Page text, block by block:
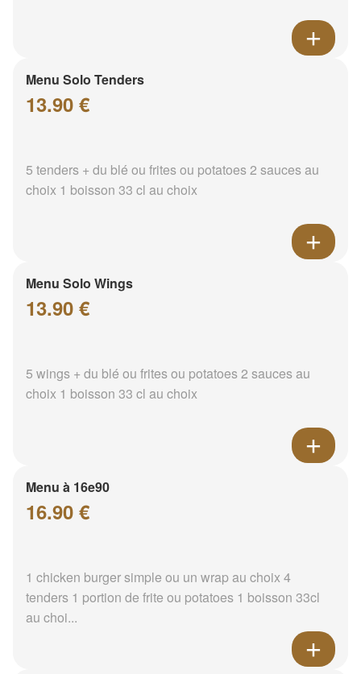
Menu Solo Tenders
13.90 €
5 tenders + du blé ou frites ou potatoes 2 sauces au
choix 1 boisson 33 cl au choix
Menu Solo Wings
13.90 €
5 wings + du blé ou frites ou potatoes 2 sauces au
choix 1 boisson 33 cl au choix
Menu à 16e90
16.90 €
1 chicken burger simple ou un wrap au choix 4
tenders 1 portion de frite ou potatoes 1 boisson 33cl
au choi...